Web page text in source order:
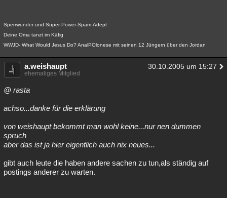
Sperrwunder und Super-Power-Spam-Adept
Deine Oma tanzt im Käfig
WWJD- What Would Jesus Do? AnalPOlonese mit seinen 12 Jüngern über den Jordan
a.weishaupt 30.10.2005 um 15:27
ehemaliges Mitglied
@ rasta
achso...danke für die erklärung
von weishaupt bekommt man wohl keine...nur nen dummen
spruch
aber das ist ja hier eigentlich auch nix neues...
gibt auch leute die haben andere sachen zu tun,als ständig auf
postings anderer zu warten.